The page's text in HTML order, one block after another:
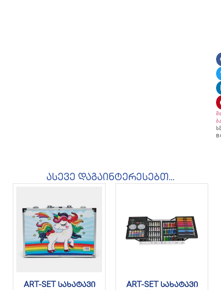
ასევე დაგაინტერესებთ...
ART-SET სახატავი
ART-SET სახატავი